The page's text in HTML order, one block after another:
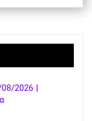
2026 |